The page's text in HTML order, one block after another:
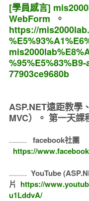
[學員感言]
WebForm 。
https://
77903ce9680b
ASP.NET遠距教學
MVC）。 第一天課
.........
facebook社團
https://
......... YouTube
片 https://
u1LddvA/